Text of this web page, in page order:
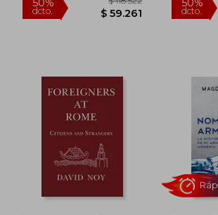
$ 46.300
$ 45.063